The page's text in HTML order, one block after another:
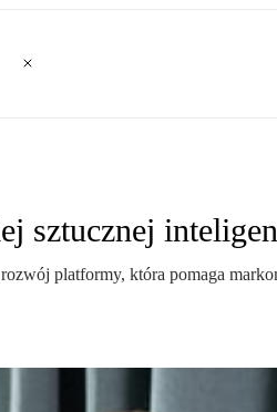
sztucznej
platformy, która pomaga